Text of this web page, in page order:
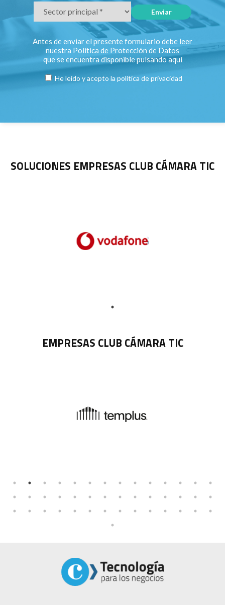
Antes de enviar el presente formulario debe leer
nuestra Política de Protección de Datos
que se encuentra disponible pulsandoaquí
He leído y acepto la política de privacidad
SOLUCIONES EMPRESAS CLUB CÁMARA TIC
EMPRESAS CLUB CÁMARA TIC